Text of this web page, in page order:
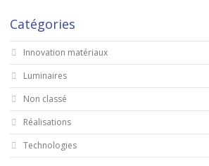
Catégories
Innovation matériaux
Luminaires
Non classé
Réalisations
Technologies